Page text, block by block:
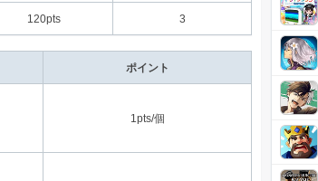
120pts 3
ポイント
1pts/個